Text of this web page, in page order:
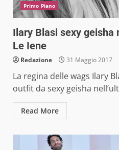
Primo Piano
Ilary Blasi sexy geisha
Le Iene
Redazione 31 Maggio 2017
La regina delle wags Ilary
outfit da sexy geisha
Read More